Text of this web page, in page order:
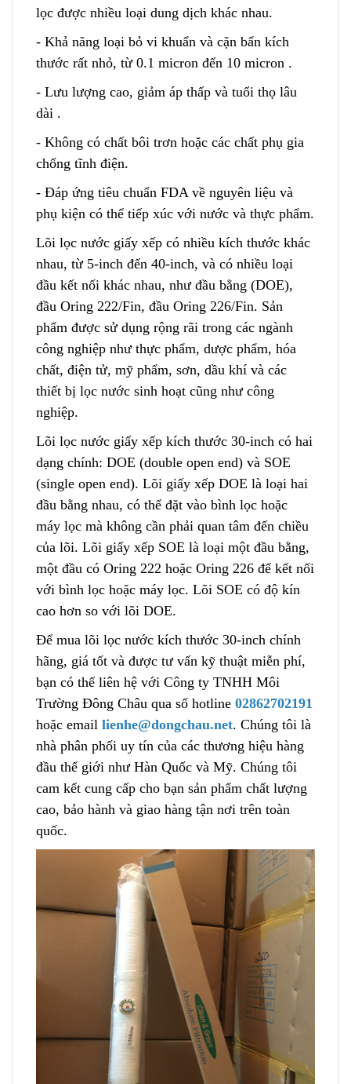
lọc được nhiều loại dung dịch khác nhau.
- Khả năng loại bỏ vi khuẩn và cặn bẩn kích
thước rất nhỏ, từ 0.1 micron đến 10 micron .
- Lưu lượng cao, giảm áp thấp và tuổi thọ lâu
dài .
- Không có chất bôi trơn hoặc các chất phụ gia
chống tĩnh điện.
- Đáp ứng tiêu chuẩn FDA về nguyên liệu và
phụ kiện có thể tiếp xúc với nước và thực phẩm.
Lõi lọc nước giấy xếp có nhiều kích thước khác
nhau, từ 5-inch đến 40-inch, và có nhiều loại
đầu kết nối khác nhau, như đầu bằng (DOE),
đầu Oring 222/Fin, đầu Oring 226/Fin. Sản
phẩm được sử dụng rộng rãi trong các ngành
công nghiệp như thực phẩm, dược phẩm, hóa
chất, điện tử, mỹ phẩm, sơn, dầu khí và các
thiết bị lọc nước sinh hoạt cũng như công
nghiệp.
Lõi lọc nước giấy xếp kích thước 30-inch có hai
dạng chính: DOE (double open end) và SOE
(single open end). Lõi giấy xếp DOE là loại hai
đầu bằng nhau, có thể đặt vào bình lọc hoặc
máy lọc mà không cần phải quan tâm đến chiều
của lõi. Lõi giấy xếp SOE là loại một đầu bằng,
một đầu có Oring 222 hoặc Oring 226 để kết nối
với bình lọc hoặc máy lọc. Lõi SOE có độ kín
cao hơn so với lõi DOE.
Để mua lõi lọc nước kích thước 30-inch chính
hãng, giá tốt và được tư vấn kỹ thuật miễn phí,
bạn có thể liên hệ với Công ty TNHH Môi
Trường Đông Châu qua số hotline 02862702191
hoặc email lienhe@dongchau.net. Chúng tôi là
nhà phân phối uy tín của các thương hiệu hàng
đầu thế giới như Hàn Quốc và Mỹ. Chúng tôi
cam kết cung cấp cho bạn sản phẩm chất lượng
cao, bảo hành và giao hàng tận nơi trên toàn
quốc.